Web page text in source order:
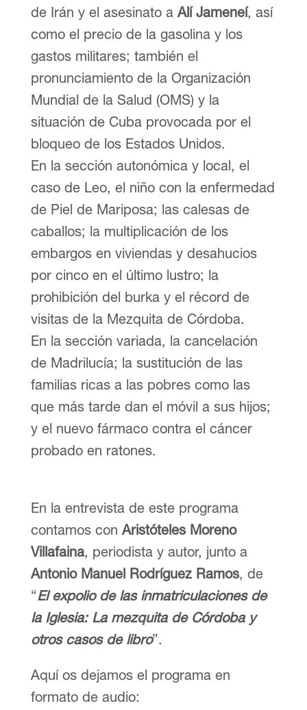
de Irán y el asesinato aAlí Jameneí, así
como el precio de la gasolina y los
gastos militares; también el
pronunciamiento de la Organización
Mundial de la Salud (OMS) y la
situación de Cuba provocada por el
bloqueo de los Estados Unidos.
En la sección autonómica y local, el
caso de Leo, el niño con la enfermedad
de Piel de Mariposa; las calesas de
caballos; la multiplicación de los
embargos en viviendas y desahucios
por cinco en el último lustro; la
prohibición del burka y el récord de
visitas de la Mezquita de Córdoba.
En la sección variada, la cancelación
de Madrilucía; la sustitución de las
familias ricas a las pobres como las
que más tarde dan el móvil a sus hijos;
y el nuevo fármaco contra el cáncer
probado en ratones.
En la entrevista de este programa
contamos con Aristóteles Moreno
Villafaina, periodista y autor, junto a
Antonio Manuel Rodríguez Ramos, de
“El expolio de las inmatriculaciones de
la Iglesia: La mezquita de Córdoba y
otros casos de libro”.
Aquí os dejamos el programa en
formato de audio: